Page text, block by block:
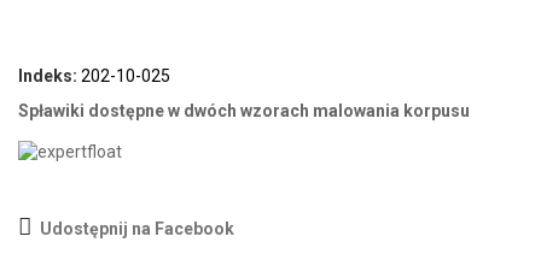
Indeks: 202-10-025
Spławiki dostępne w dwóch wzorach malowania korpusu
Udostępnij na Facebook